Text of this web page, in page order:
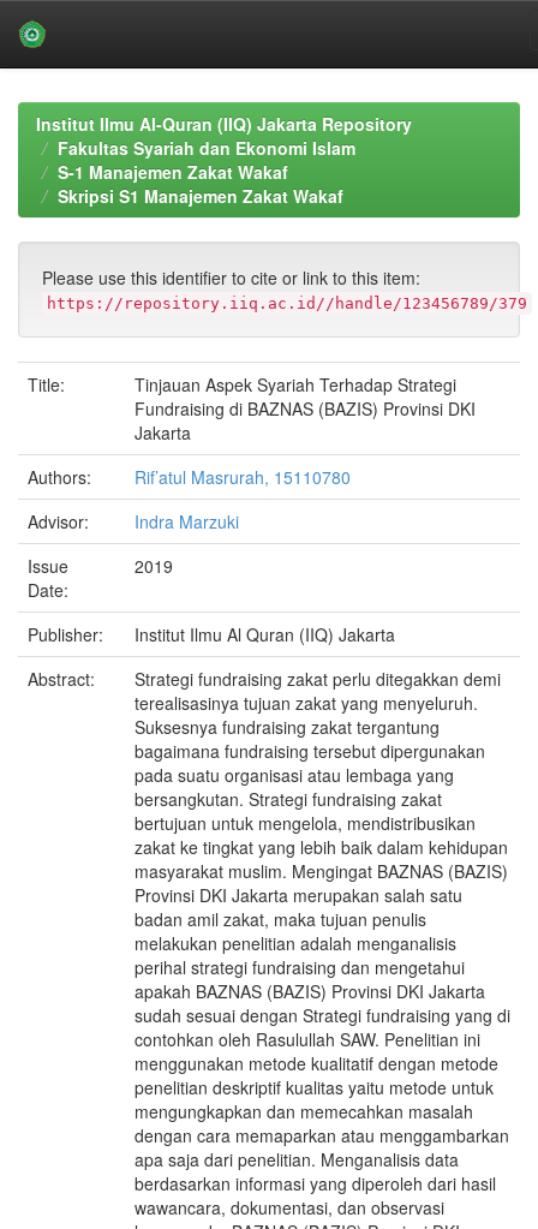
navigationInstitut Ilmu Al-Quran (IIQ) Jakarta Repository
Fakultas Syariah dan Ekonomi Islam
S-1 Manajemen Zakat Wakaf
Skripsi S1 Manajemen Zakat Wakaf
Please use this identifier to cite or link to this item:
https://repository.iiq.ac.id//handle/123456789/379
Title:
Tinjauan Aspek Syariah Terhadap Strategi
Fundraising di BAZNAS (BAZIS) Provinsi DKI
Jakarta
Authors:
Rif’atul Masrurah, 15110780
Advisor:
Indra Marzuki
Issue
Date:
2019
Publisher:
Institut Ilmu Al Quran (IIQ) Jakarta
Abstract:
Strategi fundraising zakat perlu ditegakkan demi
terealisasinya tujuan zakat yang menyeluruh.
Suksesnya fundraising zakat tergantung
bagaimana fundraising tersebut dipergunakan
pada suatu organisasi atau lembaga yang
bersangkutan. Strategi fundraising zakat
bertujuan untuk mengelola, mendistribusikan
zakat ke tingkat yang lebih baik dalam kehidupan
masyarakat muslim. Mengingat BAZNAS (BAZIS)
Provinsi DKI Jakarta merupakan salah satu
badan amil zakat, maka tujuan penulis
melakukan penelitian adalah menganalisis
perihal strategi fundraising dan mengetahui
apakah BAZNAS (BAZIS) Provinsi DKI Jakarta
sudah sesuai dengan Strategi fundraising yang di
contohkan oleh Rasulullah SAW. Penelitian ini
menggunakan metode kualitatif dengan metode
penelitian deskriptif kualitas yaitu metode untuk
mengungkapkan dan memecahkan masalah
dengan cara memaparkan atau menggambarkan
apa saja dari penelitian. Menganalisis data
berdasarkan informasi yang diperoleh dari hasil
wawancara, dokumentasi, dan observasi